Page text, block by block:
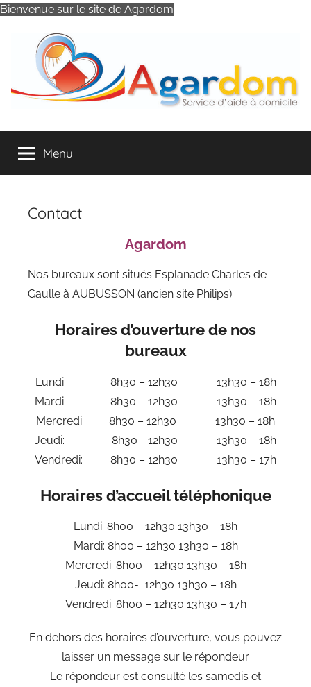
Bienvenue sur le site de Agardom
contenu
AGARDOM
Domicile
Menu
Contact
Agardom
Nos bureaux sont situés Esplanade Charles de
Gaulle à AUBUSSON (ancien site Philips)
Horaires d’ouverture de nos
bureaux
Lundi: 8h30 – 12h30 13h30 – 18h
Mardi: 8h30 – 12h30 13h30 – 18h
Mercredi: 8h30 – 12h30 13h30 – 18h
Jeudi: 8h30- 12h30 13h30 – 18h
Vendredi: 8h30 – 12h30 13h30 – 17h
Horaires d’accueil téléphonique
Lundi: 8h00 – 12h30 13h30 – 18h
Mardi: 8h00 – 12h30 13h30 – 18h
Mercredi: 8h00 – 12h30 13h30 – 18h
Jeudi: 8h00- 12h30 13h30 – 18h
Vendredi: 8h00 – 12h30 13h30 – 17h
En dehors des horaires d’ouverture, vous pouvez
laisser un message sur le répondeur.
Le répondeur est consulté les samedis et